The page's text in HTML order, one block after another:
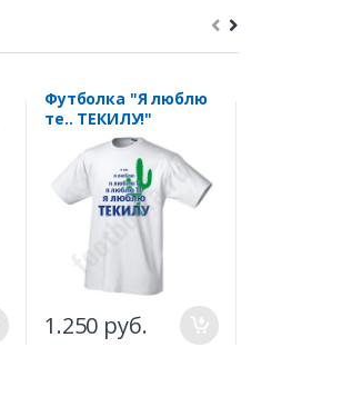
Футболка "Я люблю
те.. ТЕКИЛУ!"
1.250 руб.